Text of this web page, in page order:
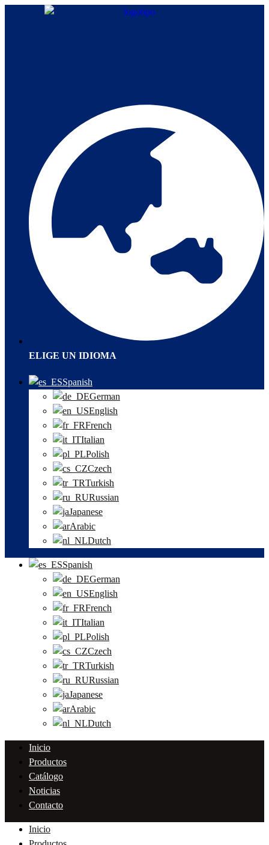
ELIGE UN IDIOMA
Spanish
German
English
French
Italian
Polish
Czech
Turkish
Russian
Japanese
Arabic
Dutch
Spanish
German
English
French
Italian
Polish
Czech
Turkish
Russian
Japanese
Arabic
Dutch
Inicio
Productos
Catálogo
Noticias
Contacto
Inicio